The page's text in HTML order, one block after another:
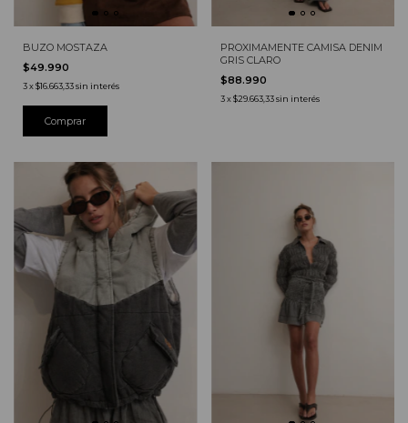
BUZO MOSTAZA
$49.990
3x$16.663,33sin interés
PROXIMAMENTE CAMISA DENIM
GRIS CLARO
$88.990
3 x$29.663,33 sin interés